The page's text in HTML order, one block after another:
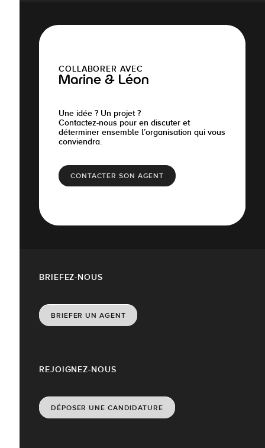
COLLABORER AVEC
Marine & Léon
Une idée ? Un projet ?
Contactez-nous pour en discuter et
déterminer ensemble l’organisation qui vous
conviendra.
CONTACTER SON AGENT
REJOIGNEZ-NOUS
DÉPOSER UNE CANDIDATURE
BRIEFEZ-NOUS
BRIEFER UN AGENT